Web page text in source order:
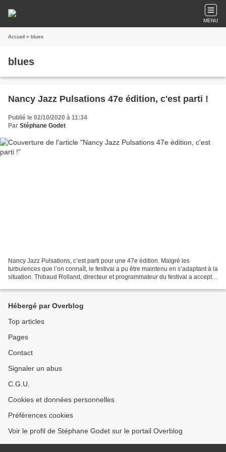
MENU
Accueil » blues
blues
Nancy Jazz Pulsations 47e édition, c'est parti !
Publié le 02/10/2020 à 11:34
Par Stéphane Godet
Nancy Jazz Pulsations, c’est parti pour une 47e édition. Malgré les
turbulences que l’on connaît, le festival a pu être maintenu en s’adaptant à la
situation. Thibaud Rolland, directeur et programmateur du festival a accepté
Hébergé par Overblog
Top articles
Pages
Contact
Signaler un abus
C.G.U.
Cookies et données personnelles
Préférences cookies
Voir le profil de Stéphane Godet sur le portail Overblog